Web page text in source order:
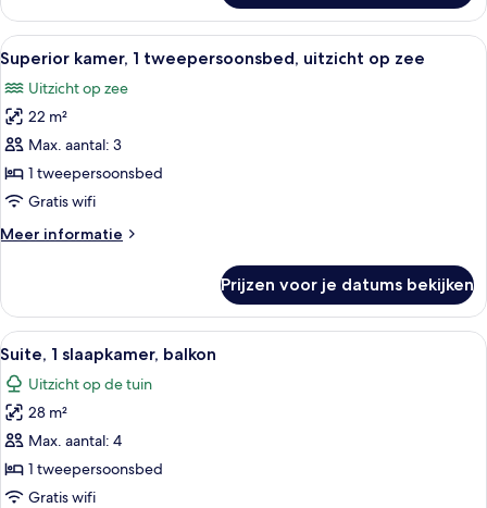
laden
kamer,
eenpersoonsbed,
balkon,
uitzicht
op
Alle
foto's
voor
Superior
kamer,
1
tweepersoonsbed,
op
Een hotelkamer met een groot bed,
9
Superior kamer, 1 tweepersoonsbed, uitzicht op zee
Uitzicht op zee
22 m²
Max. aantal: 3
1 tweepersoonsbed
Gratis wifi
Meer informatie
Meer
kamer,
tweepersoonsbed,
op
zee
Prijzen voor je datums bekijken
Alle
foto's
voor
Suite,
1
slaapkamer,
balkon
Hotelkamer met een groot bed, een
8
Suite, 1 slaapkamer, balkon
Uitzicht op de tuin
28 m²
Max. aantal: 4
1 tweepersoonsbed
Gratis wifi